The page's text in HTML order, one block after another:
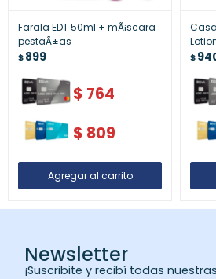
Farala EDT 50ml + mÃ¡scara
pestaÃ±as
$899
$ 764
$ 809
$
Newsletter
¡Suscribite y recibí todas